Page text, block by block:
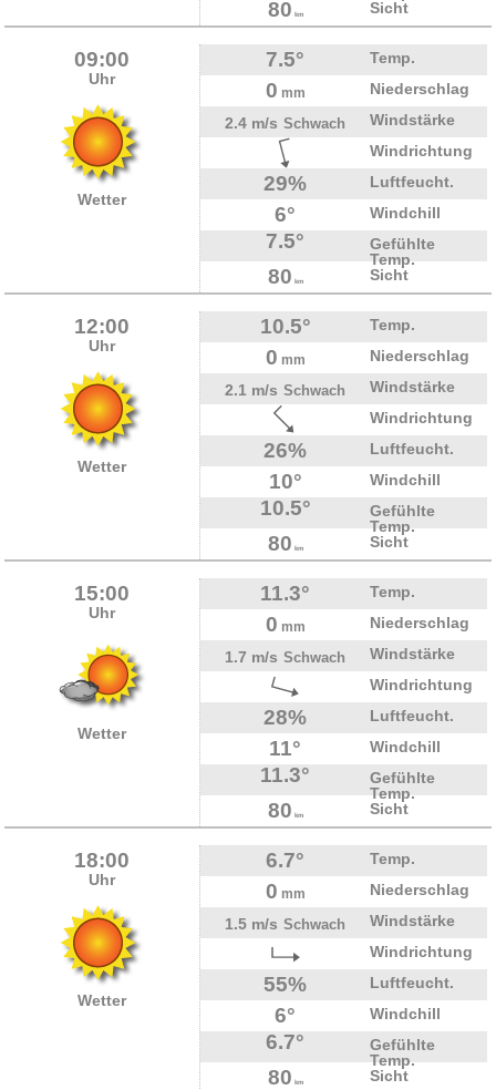
80 km Sicht
09:00
Uhr
Wetter
7.5° Temp.
0 mm
Niederschlag
2.4 m/s Schwach
Windstärke
Windrichtung
29% Luftfeucht.
6° Windchill
7.5°
Gefühlte
Temp.
80 km Sicht
12:00
Uhr
Wetter
10.5° Temp.
0 mm
Niederschlag
2.1 m/s Schwach
Windstärke
Windrichtung
26% Luftfeucht.
10° Windchill
10.5°
Gefühlte
Temp.
80 km Sicht
15:00
Uhr
Wetter
11.3° Temp.
0 mm
Niederschlag
1.7 m/s Schwach
Windstärke
Windrichtung
28% Luftfeucht.
11° Windchill
11.3°
Gefühlte
Temp.
80 km Sicht
18:00
Uhr
Wetter
6.7° Temp.
0 mm
Niederschlag
1.5 m/s Schwach
Windstärke
Windrichtung
55% Luftfeucht.
6° Windchill
6.7°
Gefühlte
Temp.
80 km Sicht